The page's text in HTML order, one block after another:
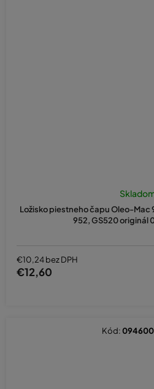
Ložisko piestneho čapu Oleo-Mac
952, GS520 originál
€10,24 bez DPH
€12,60
Kód: